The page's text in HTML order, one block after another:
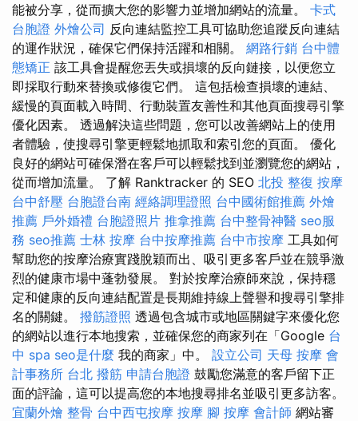
能被分享，從而擴大您的影響力並增加網站的流量。 卡式
台胞證 外燴公司 反向連結監控工具可協助您追蹤反向連結
的運作狀況，確保它們保持活躍和相關。 網路行銷 台中體
態矯正 該工具會提醒您丟失或損壞的反向鏈接，以便您立
即採取行動來替換或修復它們。 這包括檢查損壞的連結、
緩慢的頁面載入時間、行動裝置友善性和其他頁面搜尋引擎
優化因素。 透過解決這些問題，您可以改善網站上的使用
者體驗，使搜尋引擎更輕鬆地抓取和索引您的頁面。 優化
良好的網站可確保潛在客戶可以輕鬆找到並瀏覽您的網站，
從而增加流量。 了解 Ranktracker 的 SEO 北投 整復 按摩
台中舒壓 台胞證台南 經絡調理證照 台中國術館推薦 外燴
推薦 戶外婚禮 台胞證照片 推拿推薦 台中整骨神醫 seo服
務 seo推薦 士林 按摩 台中按摩推薦 台中市按摩 工具如何
幫助您的按摩治療實踐脫穎而出、吸引更多客戶並在競爭激
烈的健康市場中蓬勃發展。 對於按摩治療師來說，保持穩
定和健康的反向連結配置是長期維持線上聲譽和搜尋引擎排
名的關鍵。 撥筋證照 透過包含城市或地區關鍵字來優化您
的網站以進行本地搜索，並確保您的商家列在「Google 台
中 spa seo是什麼 我的商家」中。 設立公司 天母 按摩 會
計事務所 台北 撥筋 申請台胞證 鼓勵您滿意的客戶留下正
面的評論，這可以提高您的本地搜尋排名並吸引更多訪客。
宜蘭外燴 整骨 台中西屯按摩 按摩 腳 按摩 會計師 網站審